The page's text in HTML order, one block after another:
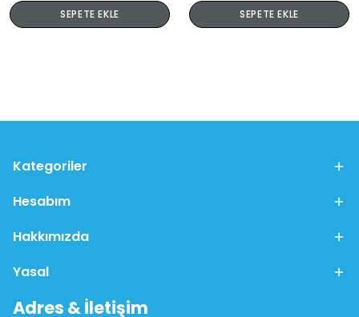
SEPETE EKLE SEPETE EKLE
Kategoriler
Hesabım
Hakkımızda
Yasal
Adres & İletişim